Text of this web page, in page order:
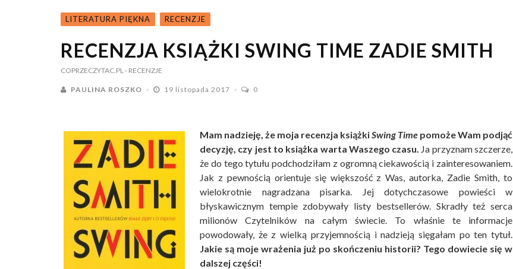
LITERATURA PIĘKNA RECENZJE
RECENZJA KSIĄŻKI SWING TIME ZADIE SMITH
COPRZECZYTAC.PL- RECENZJE
PAULINA ROSZKO 19 listopada 2017 0
Mam nadzieję, że moja recenzja książkiSwing Time pomoże Wam podjąć
decyzję, czy jest to książka warta Waszego czasu. Ja przyznam szczerze,
że do tego tytułu podchodziłam z ogromną ciekawością i zainteresowaniem.
Jak z pewnością orientuje się większość z Was, autorka, Zadie Smith, to
wielokrotnie nagradzana pisarka. Jej dotychczasowe powieści w
błyskawicznym tempie zdobywały listy bestsellerów. Skradły też serca
milionów Czytelników na całym świecie. To właśnie te informacje
powodowały, że z wielką przyjemnością i nadzieją sięgałam po ten tytuł.
Jakie są moje wrażenia już po skończeniu historii? Tego dowiecie się w
dalszej części!